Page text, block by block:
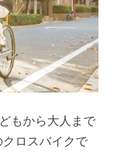
もから大人まで
ロスバイクで